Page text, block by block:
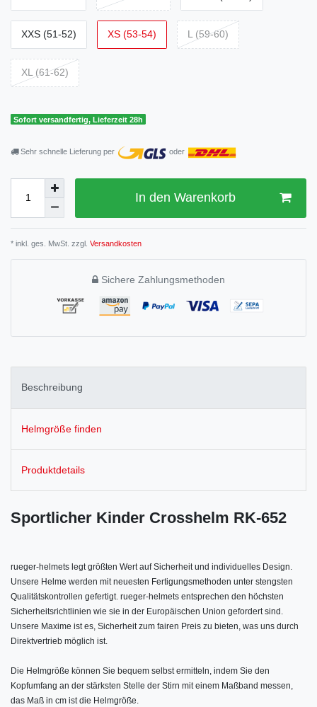
XXS (51-52) XS (53-54) L (59-60)
XL (61-62)
Sofort versandfertig, Lieferzeit 28h
Sehr schnelle Lieferung per oder
In den Warenkorb
* inkl. ges. MwSt. zzgl. Versandkosten
Sichere Zahlungsmethoden
Beschreibung
Helmgröße finden
Produktdetails
Sportlicher Kinder Crosshelm RK-652
rueger-helmets legt größten Wert auf Sicherheit und individuelles Design.
Unsere Helme werden mit neuesten Fertigungsmethoden unter stengsten
Qualitätskontrollen gefertigt. rueger-helmets entsprechen den höchsten
Sicherheitsrichtlinien wie sie in der Europäischen Union gefordert sind.
Unsere Maxime ist es, Sicherheit zum fairen Preis zu bieten, was uns durch
Direktvertrieb möglich ist.
Die Helmgröße können Sie bequem selbst ermitteln, indem Sie den
Kopfumfang an der stärksten Stelle der Stirn mit einem Maßband messen,
das Maß in cm ist die Helmgröße.